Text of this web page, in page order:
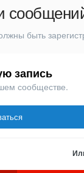
быть
запись
сообществе.